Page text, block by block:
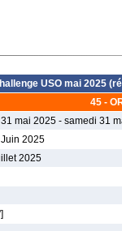
USO mai 2025
45 -
mai 2025 - samedi 31
2025
2025